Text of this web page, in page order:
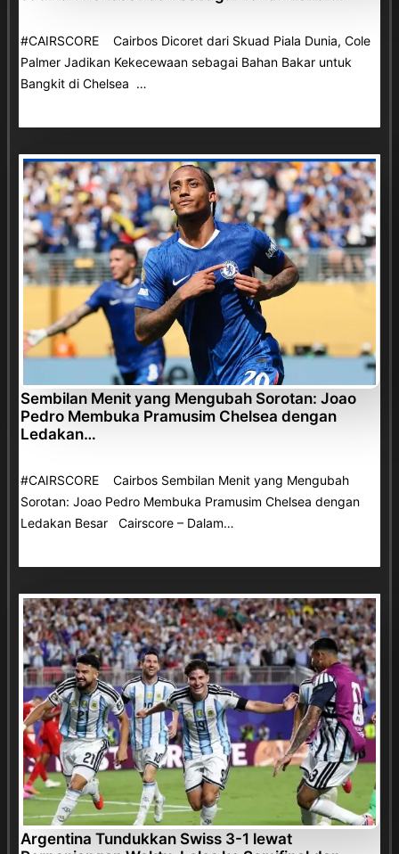
#CAIRSCORE Cairbos Dicoret dari Skuad Piala Dunia, Cole
Palmer Jadikan Kekecewaan sebagai Bahan Bakar untuk
Bangkit di Chelsea …
Sembilan Menit yang Mengubah Sorotan: Joao
Pedro Membuka Pramusim Chelsea dengan
Ledakan…
#CAIRSCORE Cairbos Sembilan Menit yang Mengubah
Sorotan: Joao Pedro Membuka Pramusim Chelsea dengan
Ledakan Besar Cairscore – Dalam…
Argentina Tundukkan Swiss 3-1 lewat